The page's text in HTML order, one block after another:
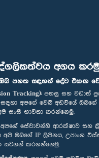
අගය
පහත සඳහන් දේට එකඟ
Tracking): පහසු සහ වඩාත්
අපගේ වෙබ් අඩවියේ ඔබගේ
සැසි භාවිතා කරන්නෙමු.
අපගේ සේවාවන්හි ආරක්ෂාව සහ
ඔබගේ IP ලිපිනය, උපාංග
සටහන් කරගන්නෙමු.
: